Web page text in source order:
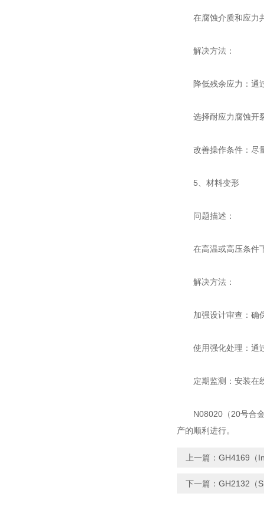
在腐蚀介质和应力共
解决方法：
降低残余应力：通过
选择耐应力腐蚀开裂
改善操作条件：尽量
5、材料变形
问题描述：
在高温或高压条件下
解决方法：
加强设计审查：确保
使用强化处理：通过
定期监测：安装在线
N08020（20号合金
产的顺利进行。
上一篇： GH4169（
下一篇： GH2132（